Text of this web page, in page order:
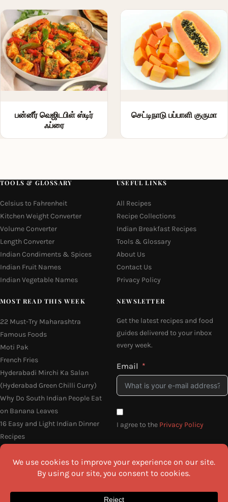
பன்னீர் வெஜிடபிள் ஸ்டிர்
ஃப்ரை
செட்டிநாடு பப்பாளி குருமா
TOOLS & GLOSSARY
Celsius to Fahrenheit
Kitchen Weight Converter
Volume Converter
Length Converter
Indian Condiments & Spices
Indian Fruit Names
Indian Vegetable Names
USEFUL LINKS
All Recipes
Recipe Collections
Indian Breakfast Recipes
Tools & Glossary
About Us
Contact Us
Privacy Policy
MOST READ THIS WEEK
22 Must-Try Maharashtra
Famous Foods
Moti Pak
French Fries
Hyderabadi Mirchi Ka Salan
(Hyderabad Green Chilli Curry)
Why Do South Indian People Eat
on Banana Leaves
16 Easy and Light Indian Dinner
Recipes
NEWSLETTER
Get the latest recipes and food
guides delivered to your inbox
every week.
Email
I agree to the Privacy Policy
SEND ME THE RECIPES